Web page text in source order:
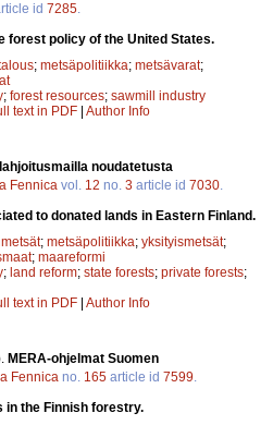
id 7285.
forest policy of the United States.
; metsäpolitiikka; metsävarat;
; forest resources; sawmill industry
text in PDF Author Info
noudatetusta
Fennica vol. 12 no. 3 article id 7030.
to donated lands in Eastern Finland.
; metsäpolitiikka; yksityismetsät;
; maareformi
; land reform; state forests; private forests;
text in PDF Author Info
MERA-ohjelmat Suomen
Fennica no. 165 article id 7599.
in the Finnish forestry.